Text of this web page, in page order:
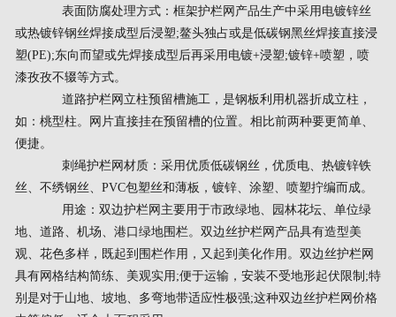
表面防腐处理方式：框架护栏网产品生产中采用电镀锌丝
或热镀锌钢丝焊接成型后浸塑;鳌头独占或是低碳钢黑丝焊接直接浸
塑(PE);东向而望或先焊接成型后再采用电镀+浸塑;镀锌+喷塑，喷
漆孜孜不辍等方式。
道路护栏网立柱预留槽施工，是钢板利用机器折成立柱，
如：桃型柱。网片直接挂在预留槽的位置。相比前两种要更简单、
便捷。
刺绳护栏网材质：采用优质低碳钢丝，优质电、热镀锌铁
丝、不绣钢丝、PVC包塑丝和薄板，镀锌、涂塑、喷塑拧编而成。
用途：双边护栏网主要用于市政绿地、园林花坛、单位绿
地、道路、机场、港口绿地围栏。双边丝护栏网产品具有造型美
观、花色多样，既起到围栏作用，又起到美化作用。双边丝护栏网
具有网格结构简练、美观实用;便于运输，安装不受地形起伏限制;特
别是对于山地、坡地、多弯地带适应性极强;这种双边丝护栏网价格